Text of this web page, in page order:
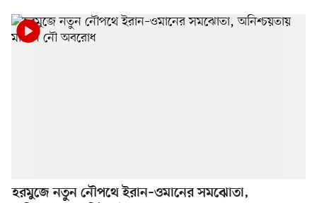
হরমুজে নতুন নৌপথে ইরান–ওমানের সমঝোতা,